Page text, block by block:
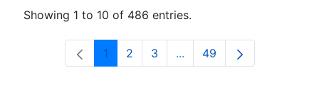
Showing 1 to 10 of 486 entries.
Page
1 Page
2 Page
3 ...Intermediate Pages Use
Page
49